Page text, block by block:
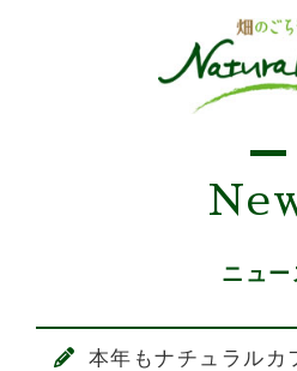
ニュー
本年もナチュラルカ